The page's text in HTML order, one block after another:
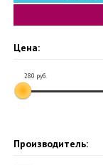
Цена:
280 руб.
Производитель: